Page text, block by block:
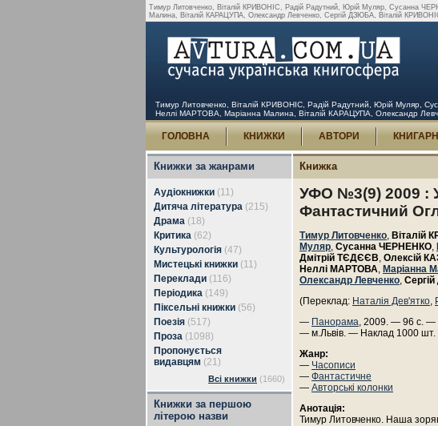
Тимур Литовченко, Віталій КРИВОНІС, Радій Радутний, Юрій Муляр, Сусанна
Малина, Віталій КАРАЦУПА, Олександр Левченко, Сергій ДЗЮБА, Віталій
Тимур Литовченко, Віталій КРИВОНІС, Радій Радутний, Юрій Муляр,
Неллі МАРТОВА, Маріанна Малина, Віталій КАРАЦУПА, Олександр
ГОЛОВНА КНИЖКИ АВТОРИ КНИГАРНІ
Книжки за жанрами
Аудіокнижки (11)
Дитяча література (215)
Драма (18)
Критика (62)
Культурологія (47)
Мистецькі книжки (11)
Переклади (116)
Періодика (149)
Піксельні книжки (56)
Поезія (517)
Проза (1098)
Пропонується
видавцям (21)
Всі книжки (1660)
Книжки за першою
літерою назви
Книжка
УФО №3(9) 2009 :
Фантастичний
Тимур Литовченко, Віталій
Муляр, Сусанна ЧЕРНЕНКО,
Дмітрій ТЄДЄЄВ, Олексій
Неллі МАРТОВА, Маріанна
Олександр Левченко,
(Переклад: Наталія Дев'ятко,
— Панорама, 2009. — 96 с. —
— м.Львів. — Наклад 1000 шт.
Жанр:
— Часописи
— Фантастичне
— Авторські колонки
Анотація:
Тимур Литовченко. Наша